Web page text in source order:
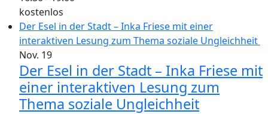
kostenlos
Der Esel in der Stadt – Inka Friese mit einer
interaktiven Lesung zum Thema soziale Ungleichheit
Nov. 19
Der Esel in der Stadt – Inka Friese mit
einer interaktiven Lesung zum
Thema soziale Ungleichheit